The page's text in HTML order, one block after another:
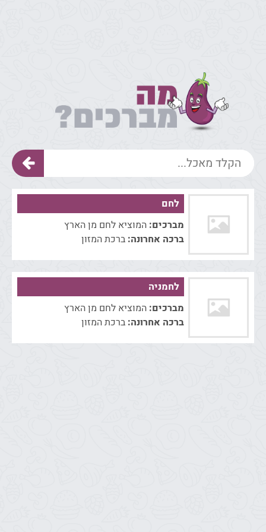
לחם
מברכים: המוציא לחם מן הארץ
ברכה אחרונה: ברכת המזון
לחמניה
מברכים: המוציא לחם מן הארץ
ברכה אחרונה: ברכת המזון